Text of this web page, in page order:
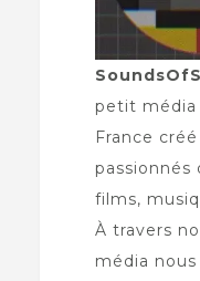
petit média
France
passionnés
films,
À travers
média